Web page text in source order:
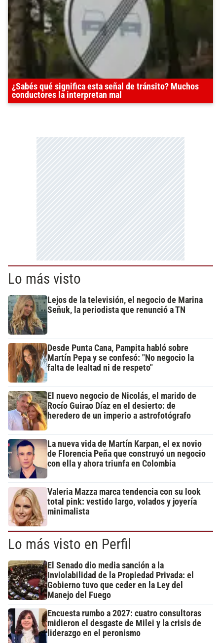
¿Sabés qué significa esta señal de tránsito? Muchos
conductores la interpretan mal
Lo más visto
Lejos de la televisión, el negocio de Marina
Señuk, la periodista que renunció a TN
Desde Punta Cana, Pampita habló sobre
Martín Pepa y se confesó: "No negocio la
falta de lealtad ni de respeto"
El nuevo negocio de Nicolás, el marido de
Rocío Guirao Díaz en el desierto: de
heredero de un imperio a astrofotógrafo
La nueva vida de Martín Karpan, el ex novio
de Florencia Peña que construyó un negocio
con ella y ahora triunfa en Colombia
Valeria Mazza marca tendencia con su look
total pink: vestido largo, volados y joyería
minimalista
Lo más visto en Perfil
El Senado dio media sanción a la
Inviolabilidad de la Propiedad Privada: el
Gobierno tuvo que ceder en la Ley del
Manejo del Fuego
Encuesta rumbo a 2027: cuatro consultoras
midieron el desgaste de Milei y la crisis de
liderazgo en el peronismo